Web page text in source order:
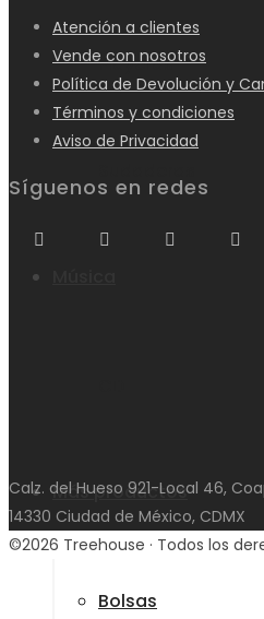
Playeras
Más productos
Bolsas
Atención a clientes
Vende con nosotros
Política de Devolución y
Términos y condiciones
Aviso de Privacidad
Síguenos en redes
Calz. del Hueso 921-Local 46,
14330 Ciudad de México, CDMX
©2026 Treehouse · Todos los